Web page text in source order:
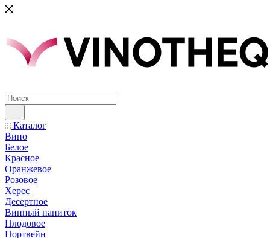
Каталог
Вино
Белое
Красное
Оранжевое
Розовое
Херес
Десертное
Винный напиток
Плодовое
Портвейн